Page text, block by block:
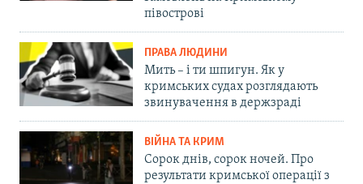
півострові
ПРАВА ЛЮДИНИ
Мить – і ти шпигун. Як у
кримських судах розглядають
звинувачення в держзраді
ВІЙНА ТА КРИМ
Сорок днів, сорок ночей. Про
результати кримської операції з